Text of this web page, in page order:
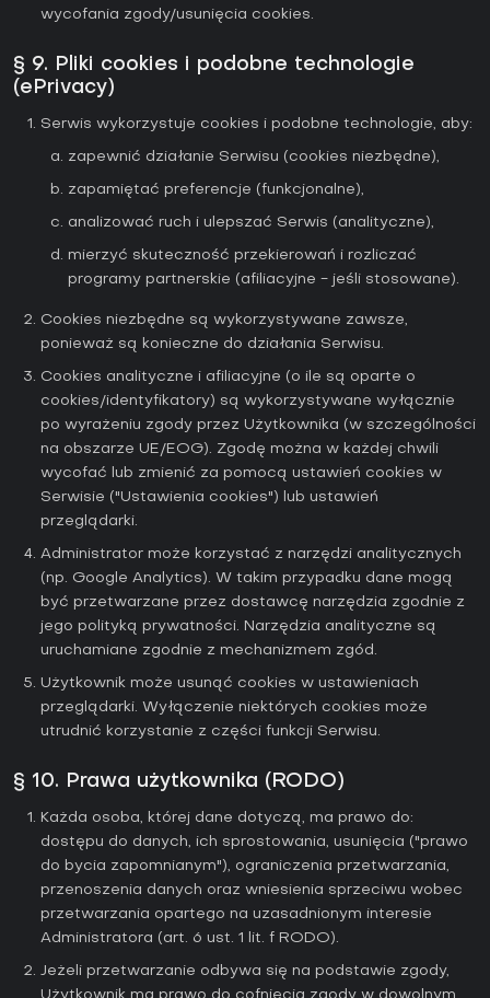
wycofania zgody/usunięcia cookies.
§ 9. Pliki cookies i podobne technologie
(ePrivacy)
Serwis wykorzystuje cookies i podobne technologie, aby:
zapewnić działanie Serwisu (cookies niezbędne),
zapamiętać preferencje (funkcjonalne),
analizować ruch i ulepszać Serwis (analityczne),
mierzyć skuteczność przekierowań i rozliczać
programy partnerskie (afiliacyjne - jeśli stosowane).
Cookies niezbędne są wykorzystywane zawsze,
ponieważ są konieczne do działania Serwisu.
Cookies analityczne i afiliacyjne (o ile są oparte o
cookies/identyfikatory) są wykorzystywane wyłącznie
po wyrażeniu zgody przez Użytkownika (w szczególności
na obszarze UE/EOG). Zgodę można w każdej chwili
wycofać lub zmienić za pomocą ustawień cookies w
Serwisie ("Ustawienia cookies") lub ustawień
przeglądarki.
Administrator może korzystać z narzędzi analitycznych
(np. Google Analytics). W takim przypadku dane mogą
być przetwarzane przez dostawcę narzędzia zgodnie z
jego polityką prywatności. Narzędzia analityczne są
uruchamiane zgodnie z mechanizmem zgód.
Użytkownik może usunąć cookies w ustawieniach
przeglądarki. Wyłączenie niektórych cookies może
utrudnić korzystanie z części funkcji Serwisu.
§ 10. Prawa użytkownika (RODO)
Każda osoba, której dane dotyczą, ma prawo do:
dostępu do danych, ich sprostowania, usunięcia ("prawo
do bycia zapomnianym"), ograniczenia przetwarzania,
przenoszenia danych oraz wniesienia sprzeciwu wobec
przetwarzania opartego na uzasadnionym interesie
Administratora (art. 6 ust. 1 lit. f RODO).
Jeżeli przetwarzanie odbywa się na podstawie zgody,